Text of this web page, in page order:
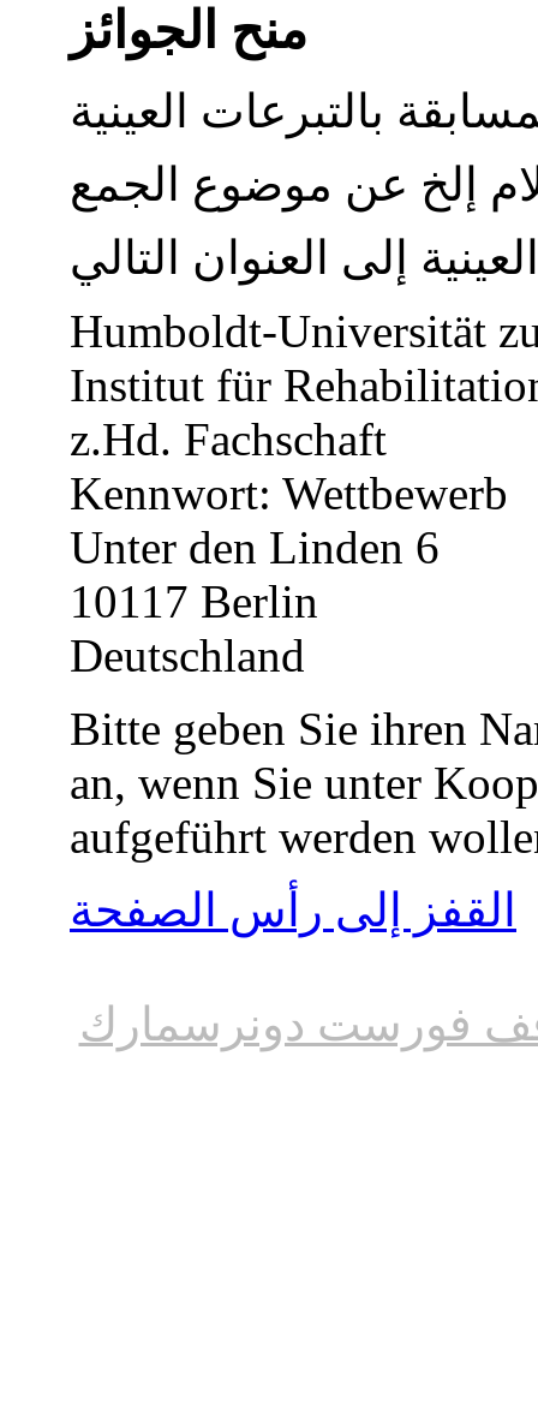
منح الجوائز
Humboldt-Universität
Institut für
z.Hd. Fachschaft
Kennwort: Wettbewerb
Unter den Linden 6
10117 Berlin
Deutschland
Bitte geben Sie ihren
an, wenn Sie unter
aufgeführt werden
القفز إلى رأس الصفحة
فورست دونرسمارك